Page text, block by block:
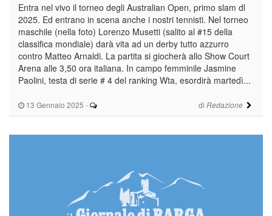
13 Gennaio 2025 - di Redazione
Entra nel vivo il torneo degli Australian Open, primo slam dl
2025. Ed entrano in scena anche i nostri tennisti. Nel torneo
maschile (nella foto) Lorenzo Musetti (salito al #15 della
classifica mondiale) darà vita ad un derby tutto azzurro
contro Matteo Arnaldi. La partita si giocherà allo Show Court
Arena alle 3,50 ora italiana. In campo femminile Jasmine
Paolini, testa di serie # 4 del ranking Wta, esordirà martedì...